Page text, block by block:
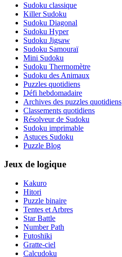
Sudoku classique
Killer Sudoku
Sudoku Diagonal
Sudoku Hyper
Sudoku Jigsaw
Sudoku Samouraï
Mini Sudoku
Sudoku Thermomètre
Sudoku des Animaux
Puzzles quotidiens
Défi hebdomadaire
Archives des puzzles quotidiens
Classements quotidiens
Résolveur de Sudoku
Sudoku imprimable
Astuces Sudoku
Puzzle Blog
Jeux de logique
Kakuro
Hitori
Puzzle binaire
Tentes et Arbres
Star Battle
Number Path
Futoshiki
Gratte-ciel
Calcudoku